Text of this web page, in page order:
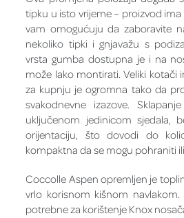
tipku u isto vrijeme – proizvod
vam omogućuju da zaboravite
nekoliko tipki i gnjavažu s
vrsta gumba dostupna je i na
može lako montirati. Veliki kotači
za kupnju je ogromna tako da
svakodnevne izazove.
uključenom jedinicom sjedala,
orijentaciju, što dovodi do
kompaktna da se mogu pohraniti
Coccolle Aspen opremljen je
vrlo korisnom kišnom
potrebne za korištenje Knox